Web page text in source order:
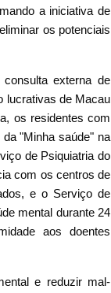
a iniciativa de
os potenciais
externa de
lucrativas de Macau
os residentes com
"Minha saúde" na
de Psiquiatria do
com os centros de
e o Serviço de
mental durante 24
aos doentes
e reduzir mal-